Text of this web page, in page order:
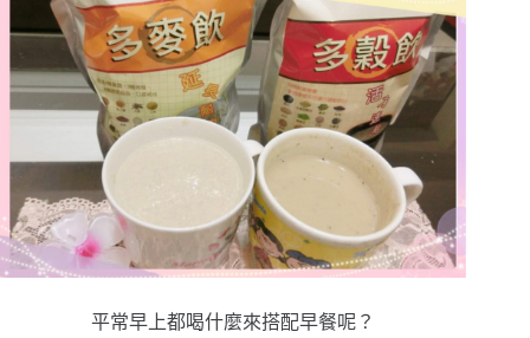
平常早上都喝什麼來搭配早餐呢？